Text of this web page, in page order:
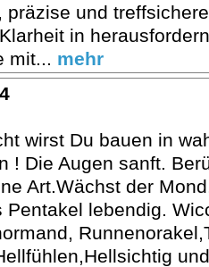
präzise und
in
mit... mehr
wirst Du bauen in
! Die Augen sanft.
Art.Wächst der
lebendig.